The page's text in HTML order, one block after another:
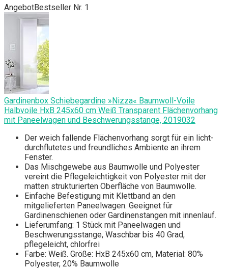
AngebotBestseller Nr. 1
Gardinenbox Schiebegardine »Nizza« Baumwoll-Voile
Halbvoile HxB 245x60 cm Weiß Transparent Flächenvorhang
mit Paneelwagen und Beschwerungsstange, 2019032
Der weich fallende Flächenvorhang sorgt für ein licht-
durchflutetes und freundliches Ambiente an ihrem
Fenster.
Das Mischgewebe aus Baumwolle und Polyester
vereint die Pflegeleichtigkeit von Polyester mit der
matten strukturierten Oberfläche von Baumwolle.
Einfache Befestigung mit Klettband an den
mitgelieferten Paneelwagen. Geeignet für
Gardinenschienen oder Gardinenstangen mit innenlauf.
Lieferumfang: 1 Stück mit Paneelwagen und
Beschwerungsstange, Waschbar bis 40 Grad,
pflegeleicht, chlorfrei
Farbe: Weiß. Größe: HxB 245x60 cm, Material: 80%
Polyester, 20% Baumwolle